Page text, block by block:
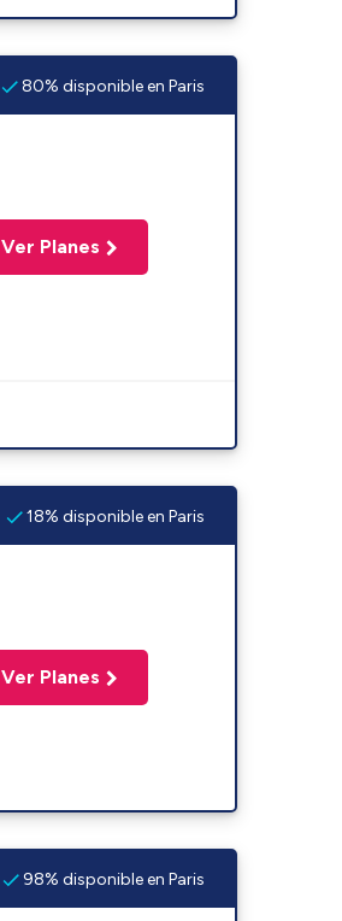
80% disponible en Paris
Ver Planes
18% disponible en Paris
Ver Planes
98% disponible en Paris